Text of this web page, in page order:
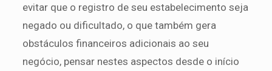
evitar que o registro de seu estabelecimento seja
negado ou dificultado, o que também gera
obstáculos financeiros adicionais ao seu
negócio, pensar nestes aspectos desde o início